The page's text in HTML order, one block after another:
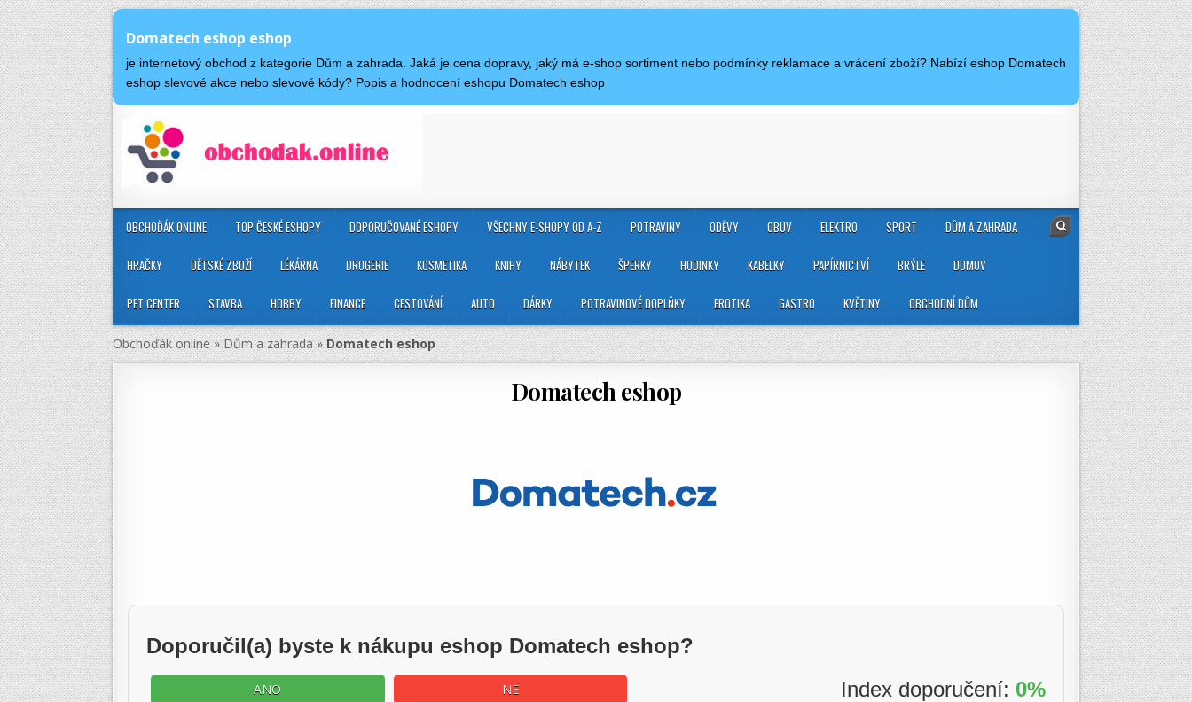
Domatech eshop eshop
je internetový obchod z kategorie Dům a zahrada. Jaká je cena dopravy, jaký má e-shop sortiment nebo podmínky reklamace a vrácení zboží? Nabízí eshop Domatech
eshop slevové akce nebo slevové kódy? Popis a hodnocení eshopu Domatech eshop
OBCHOĎÁK ONLINE TOP ČESKÉ ESHOPY DOPORUČOVANÉ ESHOPY VŠECHNY E-SHOPY OD A-Z POTRAVINY ODĚVY OBUV ELEKTRO SPORT DŮM A ZAHRADA
HRAČKY DĚTSKÉ ZBOŽÍ LÉKÁRNA DROGERIE KOSMETIKA KNIHY NÁBYTEK ŠPERKY HODINKY KABELKY PAPÍRNICTVÍ BRÝLE DOMOV
PET CENTER STAVBA HOBBY FINANCE CESTOVÁNÍ AUTO DÁRKY POTRAVINOVÉ DOPLŇKY EROTIKA GASTRO KVĚTINY OBCHODNÍ DŮM
Obchoďák online»Dům a zahrada»Domatech eshop
Domatech eshop
Doporučil(a) byste k nákupu eshop Domatech eshop?
ANO NE Index doporučení: 0%